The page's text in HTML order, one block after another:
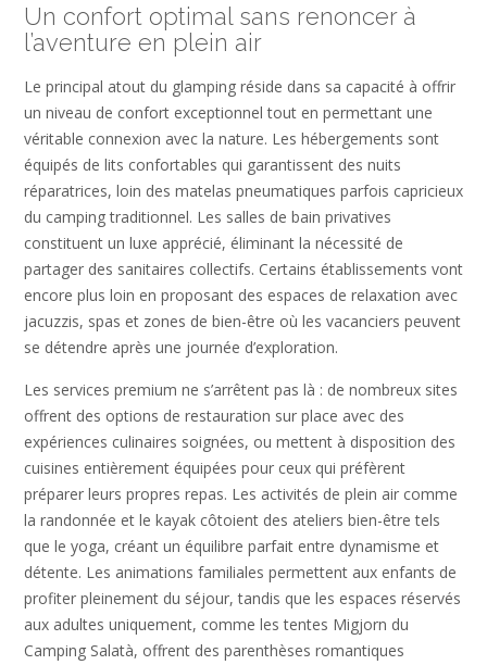
Un confort optimal sans renoncer à
l’aventure en plein air
Le principal atout du glamping réside dans sa capacité à offrir
un niveau de confort exceptionnel tout en permettant une
véritable connexion avec la nature. Les hébergements sont
équipés de lits confortables qui garantissent des nuits
réparatrices, loin des matelas pneumatiques parfois capricieux
du camping traditionnel. Les salles de bain privatives
constituent un luxe apprécié, éliminant la nécessité de
partager des sanitaires collectifs. Certains établissements vont
encore plus loin en proposant des espaces de relaxation avec
jacuzzis, spas et zones de bien-être où les vacanciers peuvent
se détendre après une journée d’exploration.
Les services premium ne s’arrêtent pas là : de nombreux sites
offrent des options de restauration sur place avec des
expériences culinaires soignées, ou mettent à disposition des
cuisines entièrement équipées pour ceux qui préfèrent
préparer leurs propres repas. Les activités de plein air comme
la randonnée et le kayak côtoient des ateliers bien-être tels
que le yoga, créant un équilibre parfait entre dynamisme et
détente. Les animations familiales permettent aux enfants de
profiter pleinement du séjour, tandis que les espaces réservés
aux adultes uniquement, comme les tentes Migjorn du
Camping Salatà, offrent des parenthèses romantiques